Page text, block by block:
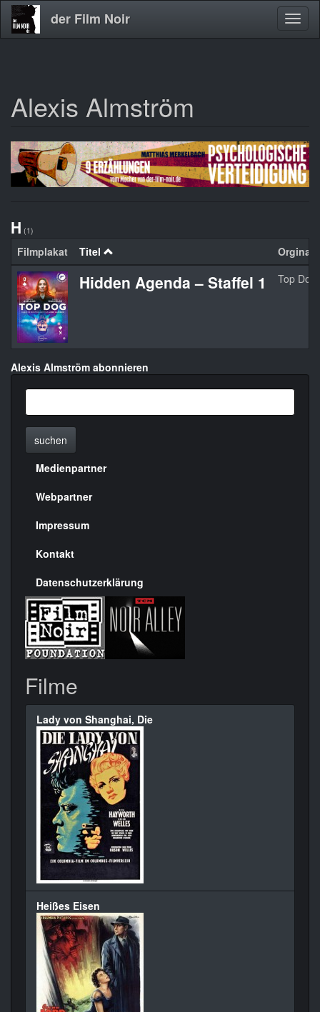
Direkt
zum
der Film Noir
Alexis Almström
H (1)
Filmplakat Titel
Hidden Agenda – Staffel 1 Top Dog
Alexis Almström abonnieren
suchen
Menülinks
rechte
Seite
Medienpartner
Webpartner
Impressum
Kontakt
Datenschutzerklärung
Filme
Lady von Shanghai, Die
Heißes Eisen